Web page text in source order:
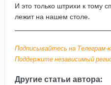
И это только штрихи к тому
лежит на нашем столе.
Подписывайтесь на Телеграм-
Поддержите независимый
Другие статьи автора: